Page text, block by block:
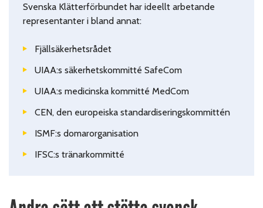
Svenska Klätterförbundet har ideellt arbetande
representanter i bland annat:
Fjällsäkerhetsrådet
UIAA:s säkerhetskommitté SafeCom
UIAA:s medicinska kommitté MedCom
CEN, den europeiska standardiseringskommittén
ISMF:s domarorganisation
IFSC:s tränarkommitté